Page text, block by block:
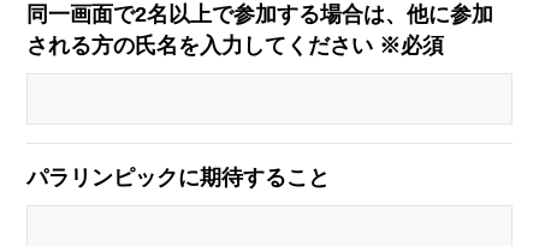
同一画面で2名以上で参加する場合は、他に参加
される方の氏名を入力してください ※必須
パラリンピックに期待すること